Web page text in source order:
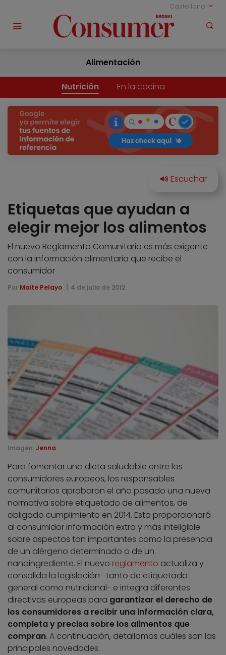
Castellano
Alimentación
Nutrición En la cocina
Etiquetas que ayudan a
elegir mejor los alimentos
El nuevo Reglamento Comunitario es más exigente
con la información alimentaria que recibe el
consumidor
Por Maite Pelayo 4 de julio de 2012
Imagen: Jenna
Para fomentar una dieta saludable entre los
consumidores europeos, los responsables
comunitarios aprobaron el año pasado una nueva
normativa sobre etiquetado de alimentos, de
obligado cumplimiento en 2014. Esta proporcionará
al consumidor información extra y más inteligible
sobre aspectos tan importantes como la presencia
de un alérgeno determinado o de un
nanoingrediente. El nuevo reglamento actualiza y
consolida la legislación -tanto de etiquetado
general como nutricional- e integra diferentes
directivas europeas para garantizar el derecho de
los consumidores a recibir una información clara,
completa y precisa sobre los alimentos que
compran. A continuación, detallamos cuáles son las
principales novedades.